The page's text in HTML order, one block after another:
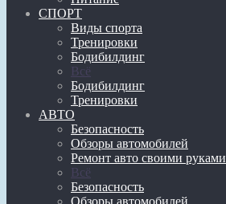
СПОРТ
Виды спорта
Тренировки
Бодибилдинг
Всё
Бодибилдинг
Тренировки
АВТО
Безопасность
Обзоры автомобилей
Ремонт авто своими руками
Всё
Безопасность
Обзоры автомобилей